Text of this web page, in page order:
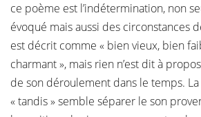
ce poème est l’indétermination, non
évoqué mais aussi des circonstances
est décrit comme « bien vieux, bien
charmant », mais rien n’est dit à
de son déroulement dans le temps.
« tandis » semble séparer le son